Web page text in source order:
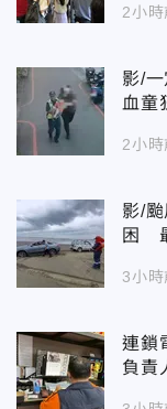
2小時
影/
血童
2小時
影/
困
3小時
連鎖
負責